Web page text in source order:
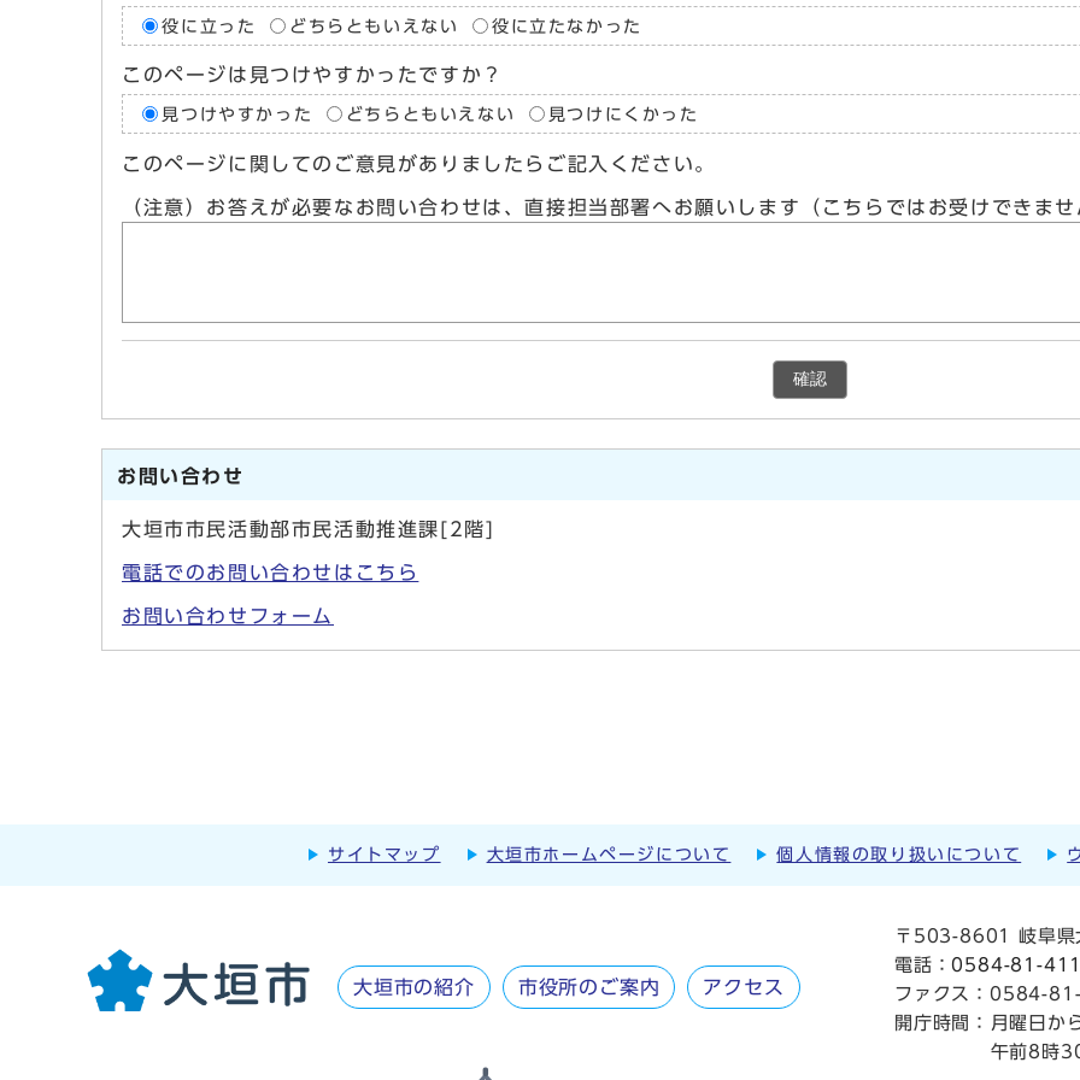
役に立った どちらともいえない 役に立たなかった
このページは見つけやすかったですか？
見つけやすかった どちらともいえない 見つけにくかった
このページに関してのご意見がありましたらご記入ください。
（注意）お答えが必要なお問い合わせは、直接担当部署へお願いします（こちらではお受けできま
確認
お問い合わせ
大垣市市民活動部市民活動推進課[2階]
電話でのお問い合わせはこちら
お問い合わせフォーム
サイトマップ 大垣市ホームページについて 個人情報の取り扱いについて
大垣市の紹介 市役所のご案内 アクセス
〒503-8601 岐阜県
電話：0584-81-
ファクス：0584-
開庁時間： 月曜日か
午前8時